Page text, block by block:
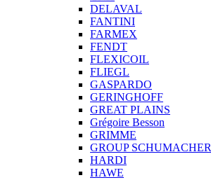
DELAVAL
FANTINI
FARMEX
FENDT
FLEXICOIL
FLIEGL
GASPARDO
GERINGHOFF
GREAT PLAINS
Grégoire Besson
GRIMME
GROUP SCHUMACHER
HARDI
HAWE